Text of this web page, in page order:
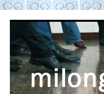
ROOFTOP
Tango en Barcelona. Clases de Tango en
Barcelona. Show Tango. barcelona
experience. Private Tango Lesson.
Tango experience Barcelona. Tango
Barcelona